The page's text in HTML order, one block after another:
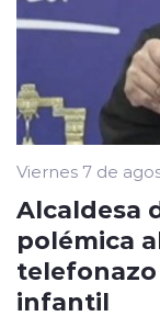
Viernes 7 de
Alcaldesa
polémica
infantil